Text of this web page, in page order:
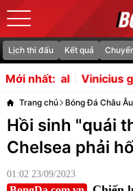
Lịch thi đấu Kết quả
Mới nhất:
gia nhập Arsenal sẽ
Trang chủ Bóng Đá Châu Âu
Hồi sinh "quái
Chelsea phải
01:02 23/09/2023